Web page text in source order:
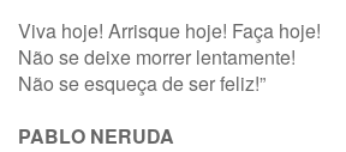
Viva hoje! Arrisque hoje! Faça hoje!
Não se deixe morrer lentamente!
Não se esqueça de ser feliz!”
PABLO NERUDA